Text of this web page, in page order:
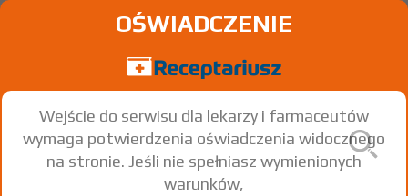
OŚWIADCZENIE
Wejście do serwisu dla lekarzy i farmaceutów
wymaga potwierdzenia oświadczenia widocznego
na stronie. Jeśli nie spełniasz wymienionych
warunków,